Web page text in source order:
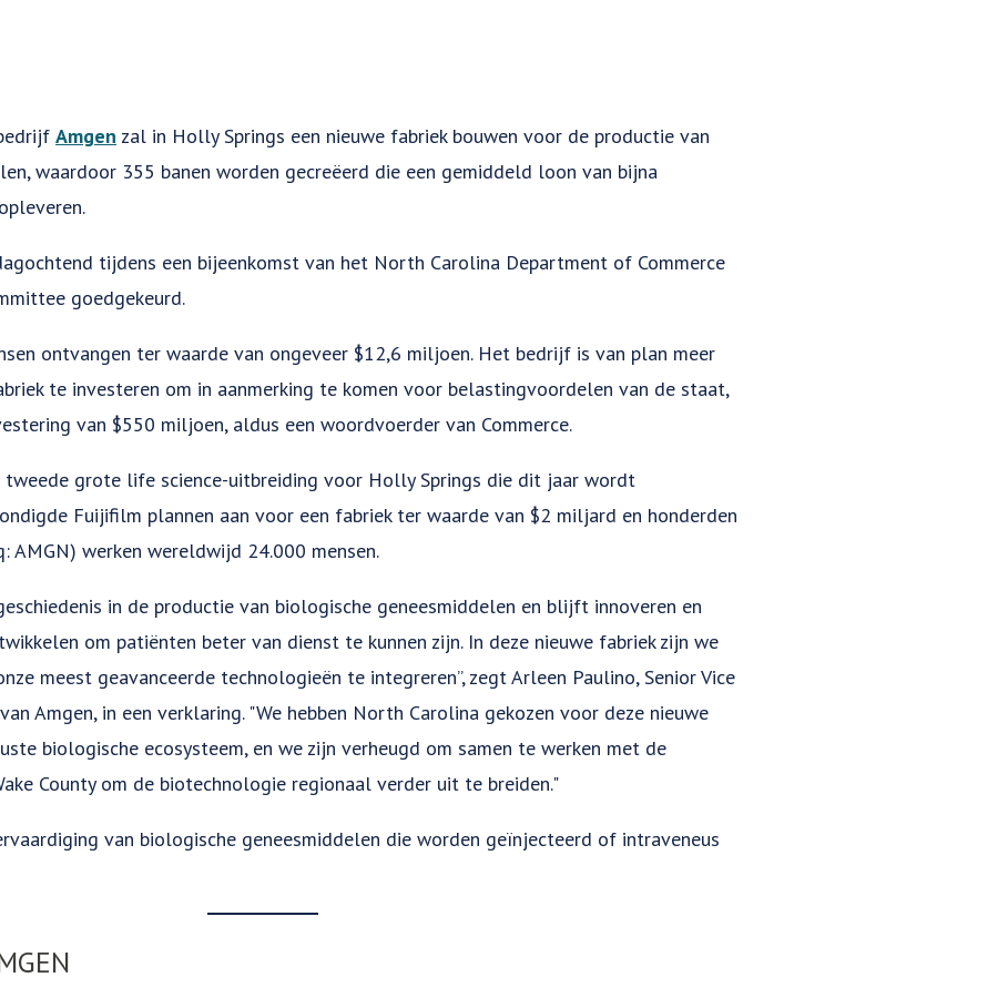
Amgen zal in Holly Springs een nieuwe fabriek bouwen voor de productie van
waardoor 355 banen worden gecreëerd die een gemiddeld loon van bijna
tijdens een bijeenkomst van het North Carolina Department of Commerce
goedgekeurd.
ontvangen ter waarde van ongeveer $12,6 miljoen. Het bedrijf is van plan meer
te investeren om in aanmerking te komen voor belastingvoordelen van de staat,
van $550 miljoen, aldus een woordvoerder van Commerce.
tweede grote life science-uitbreiding voor Holly Springs die dit jaar wordt
Fuijifilm plannen aan voor een fabriek ter waarde van $2 miljard en honderden
AMGN) werken wereldwijd 24.000 mensen.
in de productie van biologische geneesmiddelen en blijft innoveren en
om patiënten beter van dienst te kunnen zijn. In deze nieuwe fabriek zijn we
meest geavanceerde technologieën te integreren”, zegt Arleen Paulino, Senior Vice
Amgen, in een verklaring. "We hebben North Carolina gekozen voor deze nieuwe
biologische ecosysteem, en we zijn verheugd om samen te werken met de
County om de biotechnologie regionaal verder uit te breiden."
van biologische geneesmiddelen die worden geïnjecteerd of intraveneus